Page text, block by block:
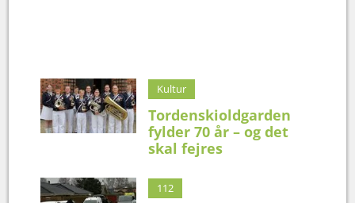
Kultur
Tordenskioldgarden
fylder 70 år – og det
skal fejres
112